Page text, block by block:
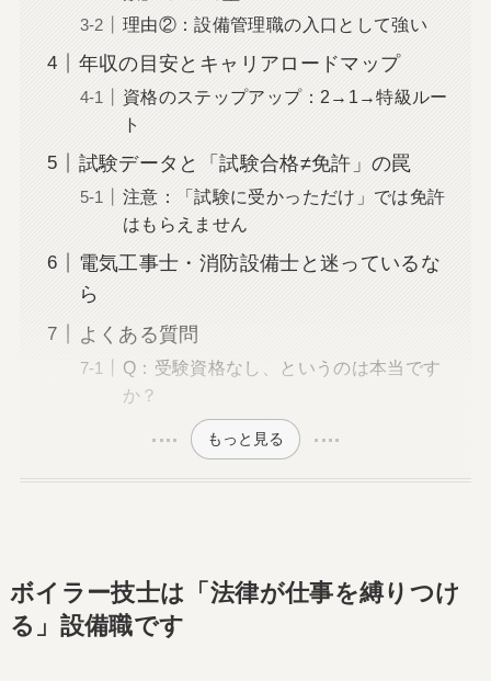
理由②：設備管理職の入口として強い
年収の目安とキャリアロードマップ
資格のステップアップ：2→1→特級ルー
ト
試験データと「試験合格≠免許」の罠
注意：「試験に受かっただけ」では免許
はもらえません
電気工事士・消防設備士と迷っているな
ら
よくある質問
Q：受験資格なし、というのは本当です
か？
もっと見る
ボイラー技士は「法律が仕事を縛りつけ
る」設備職です